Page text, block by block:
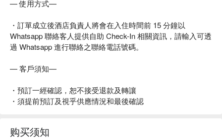
— 使用方式—
・訂單成立後酒店負責人將會在入住時間前 15 分鐘以
Whatsapp 聯絡客人提供自助 Check-In 相關資訊，請輸入可透
過 Whatsapp 進行聯絡之聯絡電話號碼。
— 客戶須知—
・預訂一經確認，恕不接受退款及轉讓
・須提前預訂及視乎供應情況和最後確認
购买须知